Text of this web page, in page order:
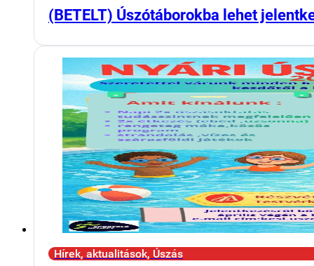
(BETELT) Úszótáborokba lehet
Hírek, aktualitások, Úszás